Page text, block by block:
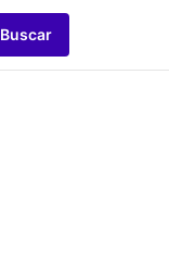
Buscar